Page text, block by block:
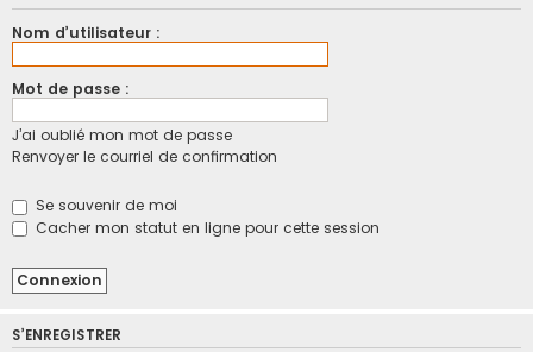
h
Nom d’utilisateur :
Mot de passe :
J’ai oublié mon mot de passe
Renvoyer le courriel de confirmation
Se souvenir de moi
Cacher mon statut en ligne pour cette session
S’ENREGISTRER